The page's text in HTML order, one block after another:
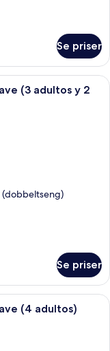
Se priser
skrivebord, gratis Wi-Fi,
(3 adultos y 2
(dobbeltseng)
Se priser
skrivebord, gratis Wi-Fi,
(4 adultos)